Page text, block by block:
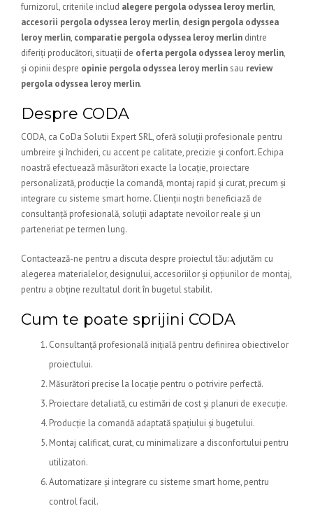
furnizorul, criteriile includ alegere pergola odyssea leroy merlin,
accesorii pergola odyssea leroy merlin, design pergola odyssea
leroy merlin, comparatie pergola odyssea leroy merlin dintre
diferiți producători, situații de oferta pergola odyssea leroy merlin,
și opinii despre opinie pergola odyssea leroy merlinsau review
pergola odyssea leroy merlin.
Despre CODA
CODA, ca CoDa Solutii Expert SRL, oferă soluții profesionale pentru
umbreire și închideri, cu accent pe calitate, precizie și confort. Echipa
noastră efectuează măsurători exacte la locație, proiectare
personalizată, producție la comandă, montaj rapid și curat, precum și
integrare cu sisteme smart home. Clienții noștri beneficiază de
consultanță profesională, soluții adaptate nevoilor reale și un
parteneriat pe termen lung.
Contactează-ne pentru a discuta despre proiectul tău: adjutăm cu
alegerea materialelor, designului, accesoriilor și opțiunilor de montaj,
pentru a obține rezultatul dorit în bugetul stabilit.
Cum te poate sprijini CODA
Consultanță profesională inițială pentru definirea obiectivelor
proiectului.
Măsurători precise la locație pentru o potrivire perfectă.
Proiectare detaliată, cu estimări de cost și planuri de execuție.
Producție la comandă adaptată spațiului și bugetului.
Montaj calificat, curat, cu minimalizare a disconfortului pentru
utilizatori.
Automatizare și integrare cu sisteme smart home, pentru
control facil.